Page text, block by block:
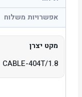
אפשרויות משלוח
מקט יצרן
CABLE-404T/1.8